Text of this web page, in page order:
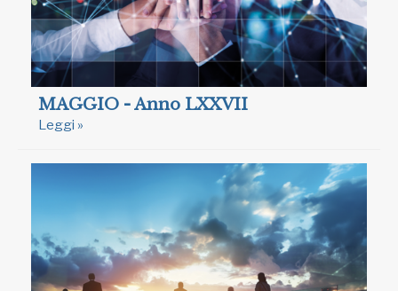
MAGGIO - Anno LXXVII
Leggi »